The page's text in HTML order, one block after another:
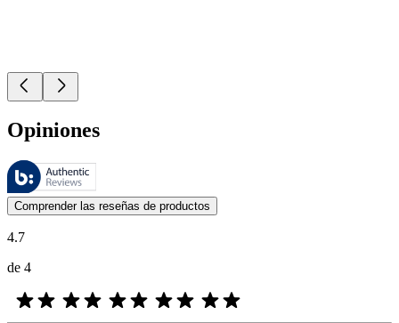
Opiniones
Estas reseñas las gestiona Bazaarvoice y cumplen con la política de
Las opiniones de los clientes en forma de reseñas de productos y
Comprender las reseñas de productos
4.7
de 4